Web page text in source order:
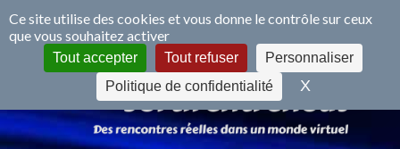
Ce site utilise des cookies et vous donne le contrôle sur ceux
que vous souhaitez activer
Tout accepter Tout refuser
Personnaliser
Politique de confidentialité
XMasquer le